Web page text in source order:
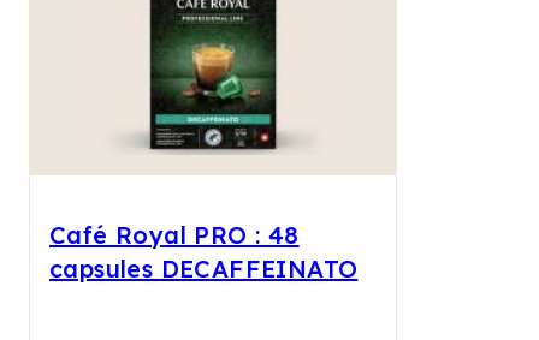
Café Royal PRO : 48
capsules DECAFFEINATO